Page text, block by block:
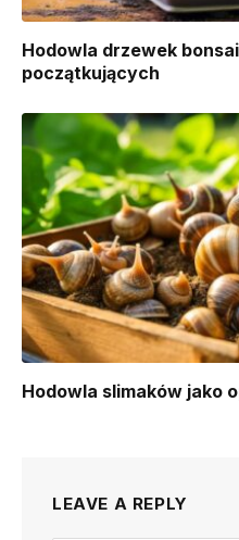
Hodowla drzewek
początkujących
Hodowla slimaków jako
LEAVE A REPLY